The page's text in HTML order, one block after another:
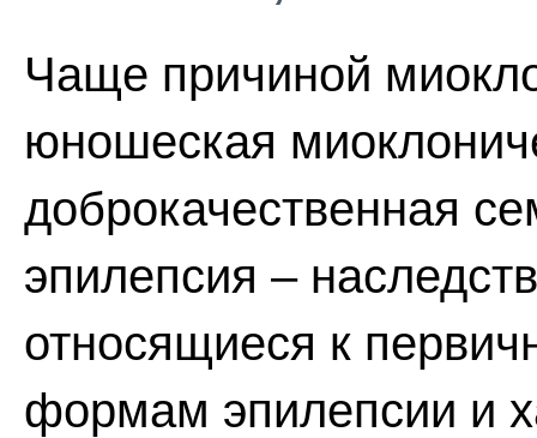
Чаще причиной
юношеская
доброкачественная
эпилепсия –
относящиеся к
формам эпилепсии и